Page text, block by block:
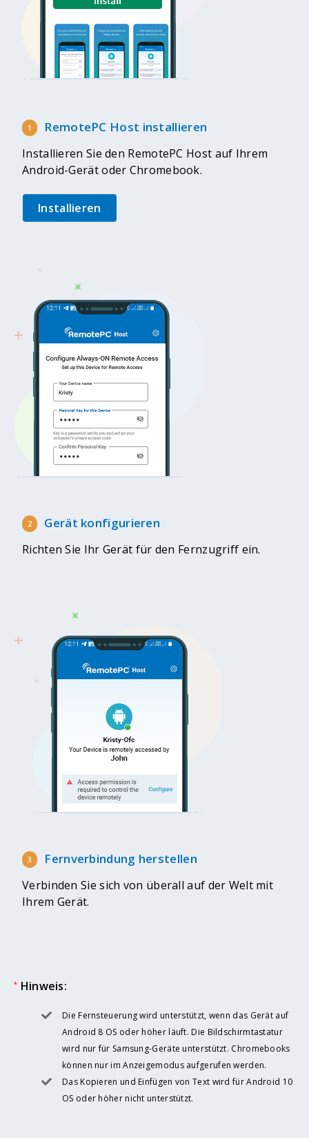
RemotePC Host installieren
Installieren Sie den RemotePC Host auf Ihrem
Android-Gerät oder Chromebook.
Installieren
Gerät konfigurieren
Richten Sie Ihr Gerät für den Fernzugriff ein.
Fernverbindung herstellen
Verbinden Sie sich von überall auf der Welt mit
Ihrem Gerät.
* Hinweis:
Die Fernsteuerung wird unterstützt, wenn das Gerät auf
Android 8 OS oder höher läuft. Die Bildschirmtastatur
wird nur für Samsung-Geräte unterstützt. Chromebooks
können nur im Anzeigemodus aufgerufen werden.
Das Kopieren und Einfügen von Text wird für Android 10
OS oder höher nicht unterstützt.